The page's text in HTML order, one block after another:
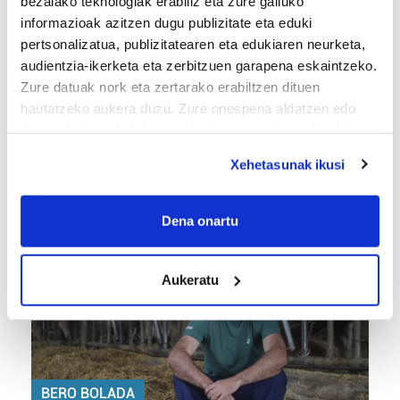
informazioak azitzen dugu publizitate eta eduki
pertsonalizatua, publizitatearen eta edukiaren neurketa,
audientzia-ikerketa eta zerbitzuen garapena eskaintzeko.
Zure datuak nork eta zertarako erabiltzen dituen
hautatzeko aukera duzu. Zure onespena aldatzen edo
If you allow, we would also like to:
Collect information about your geographical
meters
Identify your device by actively scanning it for
specific characteristics (fingerprinting)
Find out more about how your personal data is processed
and set your preferences in the
details section
Guk eta gure bazkideek zure datu pertsonalak
Xehetasunak ikusi
Dena onartu
Aukeratu
FUTBOLA
«Helburuak hasieratik markatzea beti gaiztoa
BERO BOLADA